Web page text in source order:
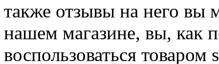
также отзывы на него вы
нашем магазине, вы, как
воспользоваться